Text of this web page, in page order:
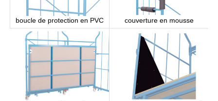
boucle de protection en PVC couverture en mousse